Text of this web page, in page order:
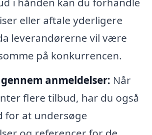
eller aftale yderligere
leverandørerne vil være
på konkurrencen.
anmeldelser: Når
flere tilbud, har du også
for at undersøge